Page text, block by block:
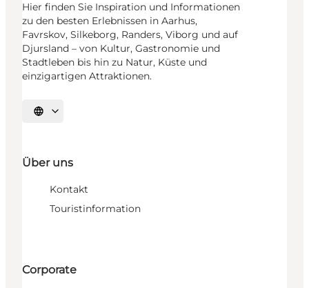
Hier finden Sie Inspiration und Informationen
zu den besten Erlebnissen in Aarhus,
Favrskov, Silkeborg, Randers, Viborg und auf
Djursland – von Kultur, Gastronomie und
Stadtleben bis hin zu Natur, Küste und
einzigartigen Attraktionen.
Sprache auswählen
Über uns
Kontakt
Touristinformation
Corporate